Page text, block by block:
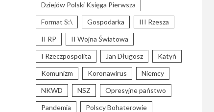
Dziejów Polski Księga Pierwsza
Format S:\ Gospodarka III Rzesza
II RP II Wojna Światowa
I Rzeczpospolita Jan Długosz Katyń
Komunizm Koronawirus Niemcy
NKWD NSZ Opresyjne państwo
Pandemia Polscy Bohaterowie